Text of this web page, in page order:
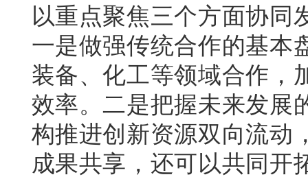
以重点聚焦三个方面协同
一是做强传统合作的基本
装备、化工等领域合作，
效率。二是把握未来发展
构推进创新资源双向流动
成果共享，还可以共同开